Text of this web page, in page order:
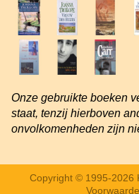
Onze gebruikte boeken
staat, tenzij hierboven
onvolkomenheden zijn
Copyright © 1995-2026